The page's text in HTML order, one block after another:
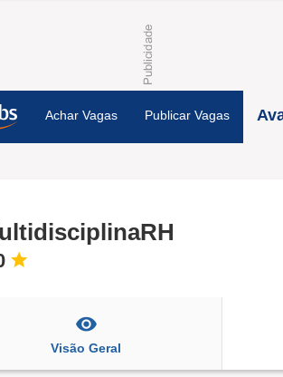
Achar Vagas Publicar Vagas
Visão Geral